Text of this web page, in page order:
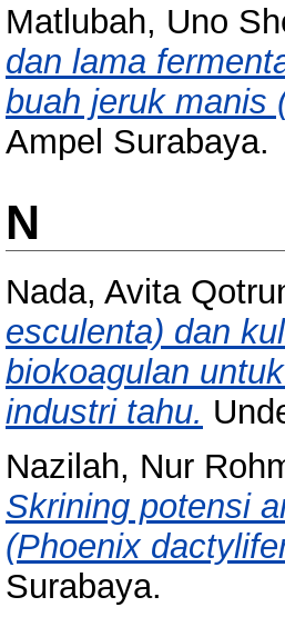
Matlubah, Uno
dan lama
buah jeruk manis
Ampel Surabaya.
N
Nada, Avita
esculenta) dan
biokoagulan
industri tahu.
Nazilah, Nur
Skrining potensi
(Phoenix
Surabaya.